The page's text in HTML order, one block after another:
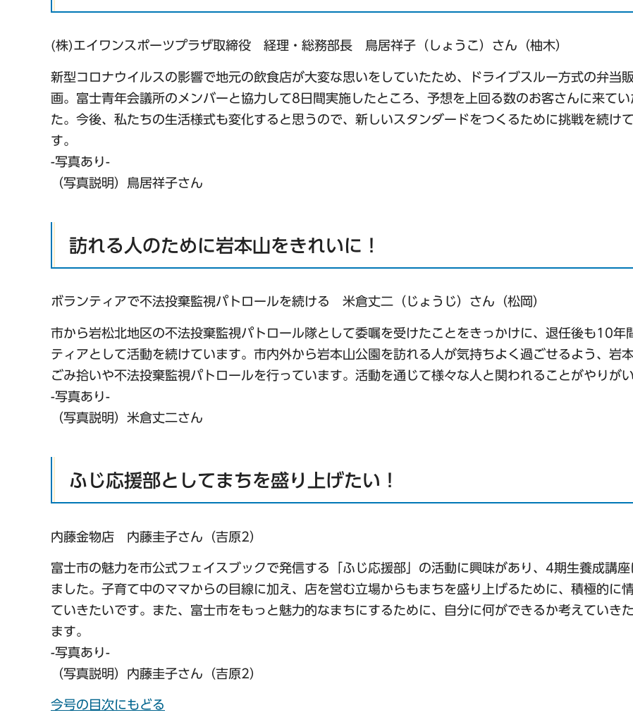
(株)エイワンスポーツプラザ取締役 経理・総務部長 鳥居祥子（しょうこ）さん（柚木）
新型コロナウイルスの影響で地元の飲食店が大変な思いをしていたため、ドライブスルー方式の弁当
画。富士青年会議所のメンバーと協力して8日間実施したところ、予想を上回る数のお客さんに来てい
た。今後、私たちの生活様式も変化すると思うので、新しいスタンダードをつくるために挑戦を続け
す。
-写真あり-
（写真説明）鳥居祥子さん
訪れる人のために岩本山をきれいに！
ボランティアで不法投棄監視パトロールを続ける 米倉丈二（じょうじ）さん（松岡）
市から岩松北地区の不法投棄監視パトロール隊として委嘱を受けたことをきっかけに、退任後も10年
ティアとして活動を続けています。市内外から岩本山公園を訪れる人が気持ちよく過ごせるよう、岩
ごみ拾いや不法投棄監視パトロールを行っています。活動を通じて様々な人と関われることがやりがい
-写真あり-
（写真説明）米倉丈二さん
ふじ応援部としてまちを盛り上げたい！
内藤金物店 内藤圭子さん（吉原2）
富士市の魅力を市公式フェイスブックで発信する「ふじ応援部」の活動に興味があり、4期生養成講座
ました。子育て中のママからの目線に加え、店を営む立場からもまちを盛り上げるために、積極的に
ていきたいです。また、富士市をもっと魅力的なまちにするために、自分に何ができるか考えていき
ます。
-写真あり-
（写真説明）内藤圭子さん（吉原2）
今号の目次にもどる